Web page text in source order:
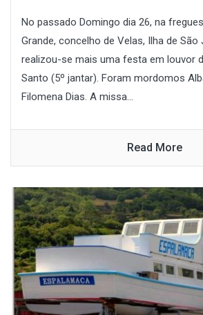
No passado Domingo dia 26, na
Grande, concelho de Velas, Ilha de
realizou-se mais uma festa em louvor
Santo (5º jantar). Foram mordomos
Filomena Dias. A missa...
Read More